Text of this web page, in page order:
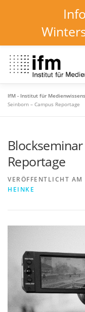
Inhalt
springen
HOME NEWS
INSTITUT
IfM - Institut für
Seinborn – Campus Reportage
Reportage
VERÖFFENTLICHT AM
HEINKE